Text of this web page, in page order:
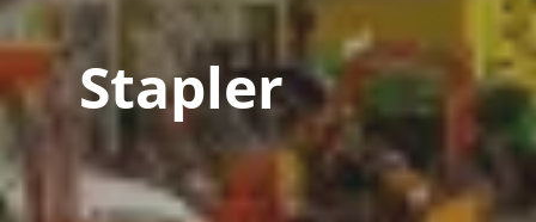
Stapler